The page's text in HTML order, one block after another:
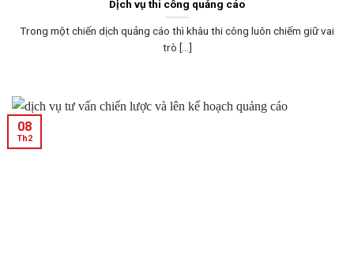
Dịch vụ thi công quảng cáo
Trong một chiến dịch quảng cáo thì khâu thi công luôn chiếm giữ vai
trò [...]
08
Th2